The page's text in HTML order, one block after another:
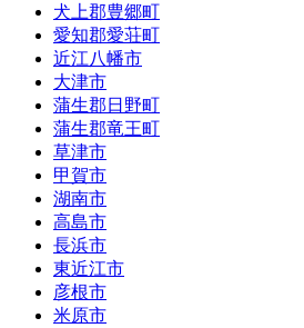
犬上郡豊郷町
愛知郡愛荘町
近江八幡市
大津市
蒲生郡日野町
蒲生郡竜王町
草津市
甲賀市
湖南市
高島市
長浜市
東近江市
彦根市
米原市